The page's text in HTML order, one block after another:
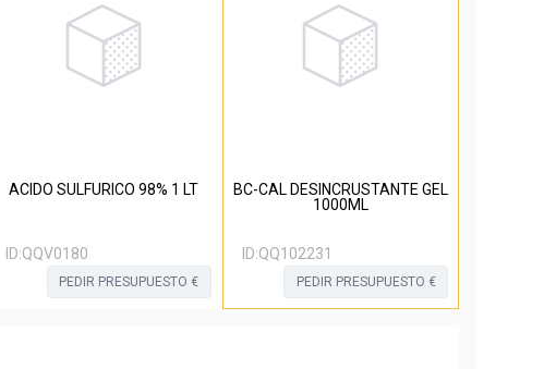
ACIDO SULFURICO 98% 1 LT
ID:QQV0180
PEDIR PRESUPUESTO €
BC-CAL DESINCRUSTANTE GEL
1000ML
ID:QQ102231
PEDIR PRESUPUESTO €